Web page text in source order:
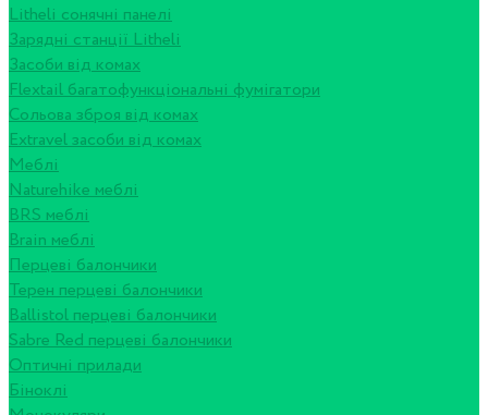
Litheli сонячні панелі
Зарядні станції Litheli
Засоби від комах
Flextail багатофункціональні фумігатори
Сольова зброя від комах
Extravel засоби від комах
Меблі
Naturehike меблі
BRS меблі
Brain меблі
Перцеві балончики
Терен перцеві балончики
Ballistol перцеві балончики
Sabre Red перцеві балончики
Оптичні прилади
Біноклі